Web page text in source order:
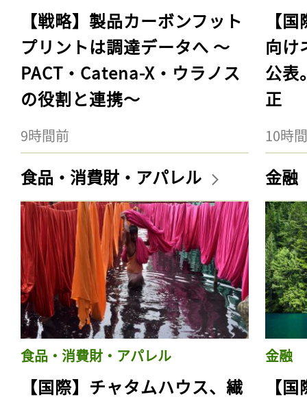
【戦略】製品カーボンフット
プリントは調達データへ 〜
PACT・Catena-X・ウラノス
の役割と連携〜
9時間前
【
向け
公表
正
10時
食品・消費財・アパレル
食品・消費財・アパレル
【国際】チャタムハウス、繊
金融
金融
【